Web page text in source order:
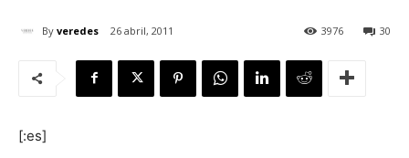
By veredes 26 abril, 2011 30
3976
[:es]